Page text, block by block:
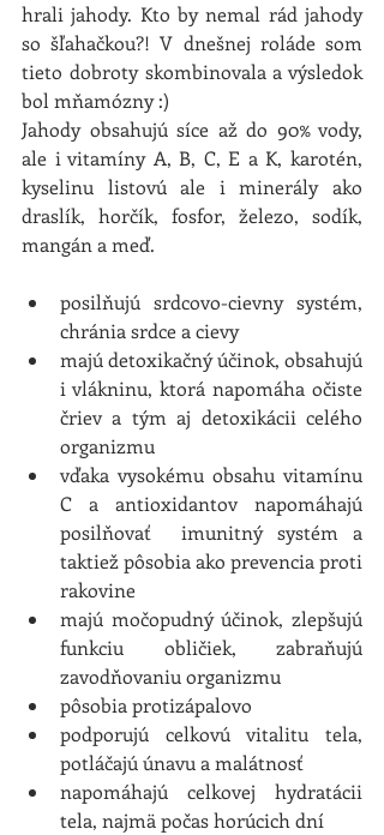
hrali jahody. Kto by nemal rád jahody
so šľahačkou?! V dnešnej roláde som
tieto dobroty skombinovala a výsledok
bol mňamózny :)
Jahody obsahujú síce až do 90% vody,
ale i vitamíny A, B, C, E a K, karotén,
kyselinu listovú ale i minerály ako
draslík, horčík, fosfor, železo, sodík,
mangán a meď.
posilňujú srdcovo-cievny systém,
chránia srdce a cievy
majú detoxikačný účinok, obsahujú
i vlákninu, ktorá napomáha očiste
čriev a tým aj detoxikácii celého
organizmu
vďaka vysokému obsahu vitamínu
C a antioxidantov napomáhajú
posilňovať  imunitný systém a
taktiež pôsobia ako prevencia proti
rakovine
majú močopudný účinok, zlepšujú
funkciu obličiek, zabraňujú
zavodňovaniu organizmu
pôsobia protizápalovo
podporujú celkovú vitalitu tela,
potláčajú únavu a malátnosť
napomáhajú celkovej hydratácii
tela, najmä počas horúcich dní